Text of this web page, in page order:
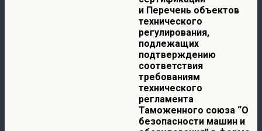
и Перечень объектов
технического
регулирования,
подлежащих
подтверждению
соответствия
требованиям
технического
регламента
Таможенного союза “О
безопасности машин и